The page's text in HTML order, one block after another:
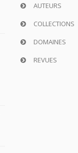
AUTEURS
COLLECTIONS
DOMAINES
REVUES